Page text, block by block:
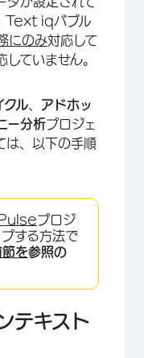
Text iqバブル
にのみ対応して
ていません。
クル
アドホッ
ー分析プロジェ
は、以下の手順
プロジ
する方法で
節を参照の
テキスト